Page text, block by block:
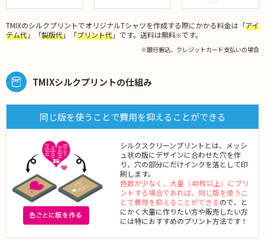
TMIXのシルクプリントでオリジナルTシャツを作成する際にかかる料金は「アイ
テム代」「製版代」「プリント代」です。送料は無料※です。
※銀行振込、クレジットカード支払いの場合
TMIXシルクプリントの仕組み
同じ版を使うことで費用を抑えることができる
シルクスクリーンプリントとは、メッシ
ュ状の版にデザインに合わせた穴を作
り、穴の部分にだけインクを落として印
刷します。
色数が少なく、大量（40枚以上）にプリ
ントする場合であれば、同じ版を使うこ
とで費用を抑えることができるので、と
にかく大量に作りたい方や販売したい方
には特におすすめのプリント方法です！